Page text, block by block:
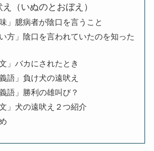
（いぬのとおぼえ）
味」臆病者が陰口を言うこと
い方」陰口を言われていたのを知った
文」バカにされたとき
義語」負け犬の遠吠え
義語」勝利の雄叫び？
文」犬の遠吠え２つ紹介